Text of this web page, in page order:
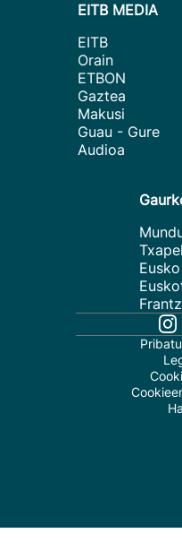
EITB MEDIA
EITB
Orain
ETBON
Gaztea
Makusi
Guau - Gure
Audioa